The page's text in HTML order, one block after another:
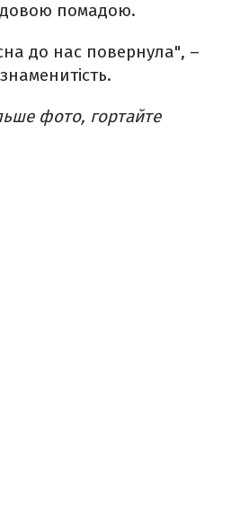
помадою.
до нас повернула", –
фото, гортайте